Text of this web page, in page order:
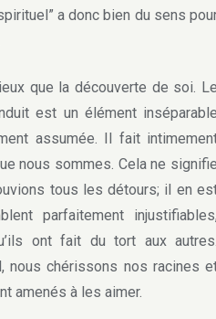
a donc bien du sens
que la découverte de soi.
est un élément
assumée. Il fait
nous sommes. Cela ne
tous les détours; il en
parfaitement
ont fait du tort aux
nous chérissons nos racines
amenés à les aimer.